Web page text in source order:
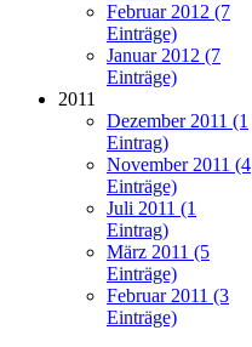
Februar 2012 (7
Einträge)
Januar 2012 (7
Einträge)
2011
Dezember 2011 (1
Eintrag)
November 2011 (4
Einträge)
Juli 2011 (1
Eintrag)
März 2011 (5
Einträge)
Februar 2011 (3
Einträge)